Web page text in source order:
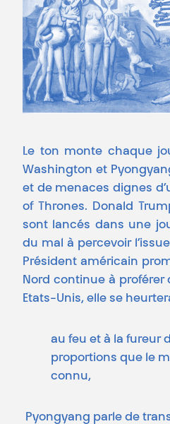
Le ton monte chaque
Washington et
et de menaces dignes
of Thrones. Donald
sont lancés dans une
du mal à percevoir
Président américain
Nord continue à proférer
Etats-Unis, elle se
au feu et à la fureur
proportions que le
connu,
Pyongyang parle de